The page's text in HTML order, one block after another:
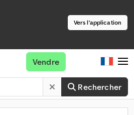
Vers l'application
Rechercher
Vendre